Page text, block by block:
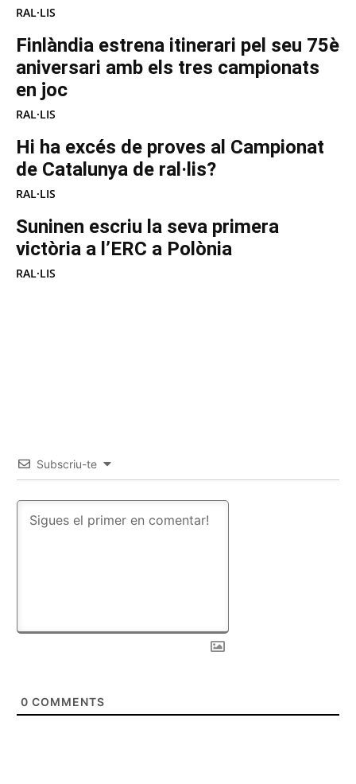
RAL·LIS
Finlàndia estrena itinerari pel seu 75è
aniversari amb els tres campionats
en joc
RAL·LIS
Hi ha excés de proves al Campionat
de Catalunya de ral·lis?
RAL·LIS
Suninen escriu la seva primera
victòria a l’ERC a Polònia
RAL·LIS
Subscriu-te
0 COMMENTS